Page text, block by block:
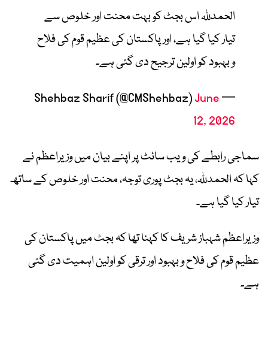
الحمدللہ اس بجٹ کو بہت محنت اور خلوص سے
تیار کیا گیا ہے، اور پاکستان کی عظیم قوم کی فلاح
و بہبود کو اولین ترجیح دی گئی ہے۔
— Shehbaz Sharif (@CMShehbaz)
June
12, 2026
سماجی رابطے کی ویب سائٹ پر اپنے بیان میں وزیراعظم نے
کہا کہ الحمدللہ، یہ بجٹ پوری توجہ، محنت اور خلوص کے ساتھ
تیار کیا گیا ہے۔
وزیراعظم شہباز شریف کا کہنا تھا کہ بجٹ میں پاکستان کی
عظیم قوم کی فلاح و بہبود اور ترقی کو اولین اہمیت دی گئی
ہے۔